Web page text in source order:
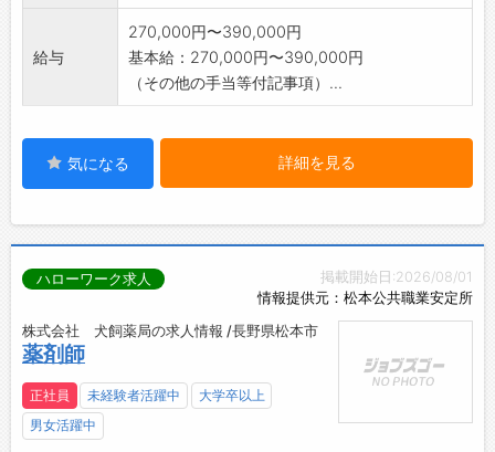
給与
270,000円〜390,000円
基本給：270,000円〜390,000円
（その他の手当等付記事項）...
気になる 詳細を見る
掲載開始日:2026/08/01
情報提供元：松本公共職業安定所
ハローワーク求人
株式会社 犬飼薬局の求人情報 /長野県松本市
薬剤師
正社員 未経験者活躍中
大学卒以上
男女活躍中